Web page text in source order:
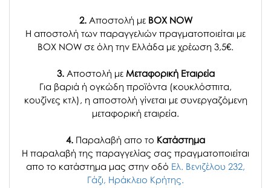
2. Αποστολή μεBOX NOW
Η αποστολή των παραγγελιών πραγματοποιείται με
BOX NOW σε όλη την Ελλάδα με χρέωση 3,5€.
3. Αποστολή μεΜεταφορική Εταιρεία
Για βαριά ή ογκώδη προϊόντα (κουκλόσπιτα,
κουζίνες κτλ), η αποστολή γίνεται με συνεργαζόμενη
μεταφορική εταιρεία.
4. Παραλαβή απο το Κατάστημα
H παραλαβή της παραγγελίας σας πραγματοποιείται
απο το κατάστημα μας στην οδό Ελ. Βενιζέλου 232,
Γάζι, Ηράκλειο Κρήτης.